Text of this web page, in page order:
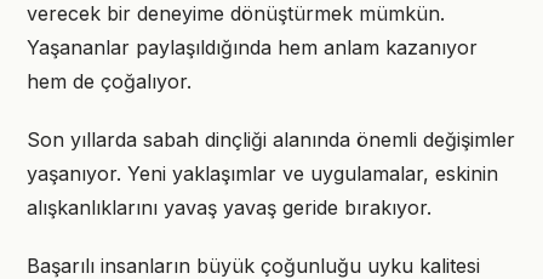
verecek bir deneyime dönüştürmek mümkün.
Yaşananlar paylaşıldığında hem anlam kazanıyor
hem de çoğalıyor.
Son yıllarda sabah dinçliği alanında önemli değişimler
yaşanıyor. Yeni yaklaşımlar ve uygulamalar, eskinin
alışkanlıklarını yavaş yavaş geride bırakıyor.
Başarılı insanların büyük çoğunluğu uyku kalitesi